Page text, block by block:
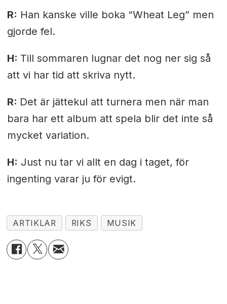
R: Han kanske ville boka “Wheat Leg” men
gjorde fel.
H: Till sommaren lugnar det nog ner sig så
att vi har tid att skriva nytt.
R: Det är jättekul att turnera men när man
bara har ett album att spela blir det inte så
mycket variation.
H: Just nu tar vi allt en dag i taget, för
ingenting varar ju för evigt.
ARTIKLAR RIKS MUSIK